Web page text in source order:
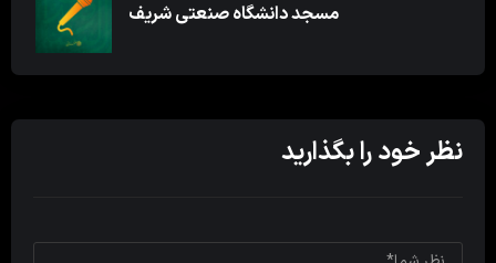
مسجد دانشگاه صنعتی شریف
نظر خود را بگذارید